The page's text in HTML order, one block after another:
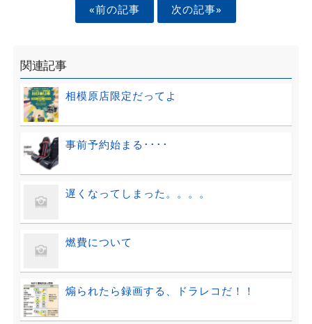
«前の記事 次の記事»
関連記事
相模原店限定だってよ
事前予約始まる････
遅くなってしまった。。。。
燃費について
煽られたら録画する、ドラレコだ！！